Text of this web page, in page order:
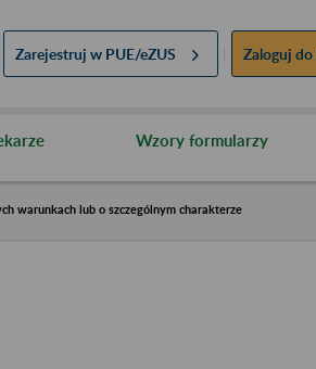
Zarejestruj w PUE/eZUS Zaloguj do
Wzory formularzy
warunkach lub o szczególnym charakterze